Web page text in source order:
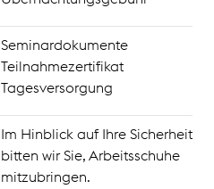
Seminardokumente
Teilnahmezertifikat
Tagesversorgung
Im Hinblick auf Ihre Sicherheit
bitten wir Sie, Arbeitsschuhe
mitzubringen.